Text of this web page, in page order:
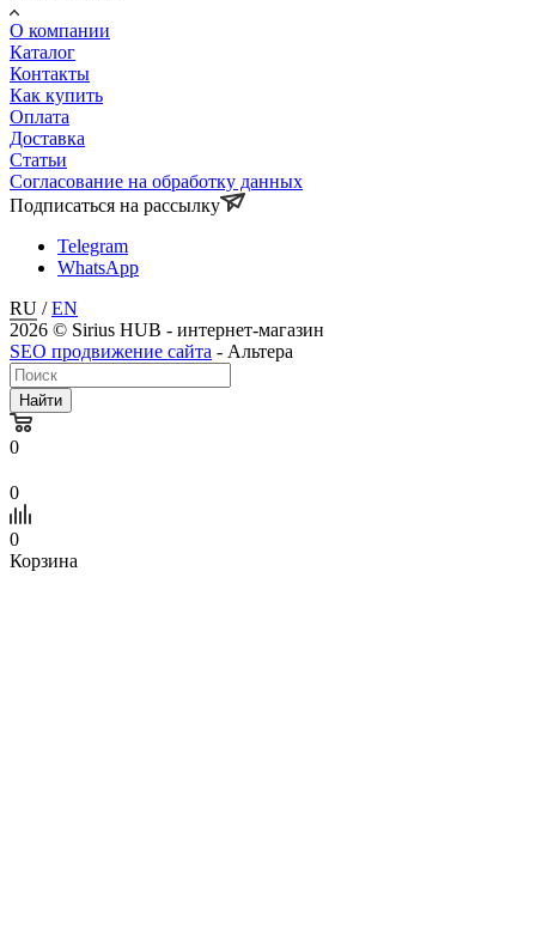
О компании
Каталог
Контакты
Как купить
Оплата
Доставка
Статьи
Согласование на обработку данных
Подписаться на рассылку
Telegram
WhatsApp
RU /EN
2026 © Sirius HUB - интернет-магазин
SEO продвижение сайта - Альтера
Найти
0
0
0
Корзина